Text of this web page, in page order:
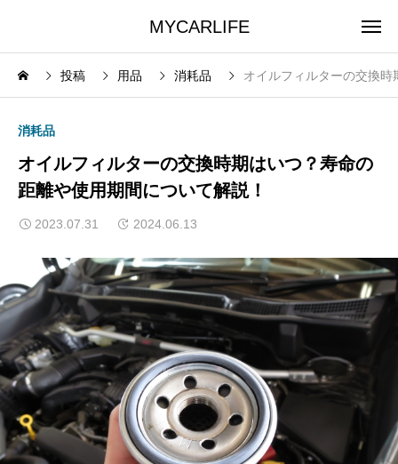
MYCARLIFE
投稿 用品 消耗品 オイルフィルターの交換
消耗品
オイルフィルターの交換時期はいつ？寿命の
距離や使用期間について解説！
2023.07.31 2024.06.13